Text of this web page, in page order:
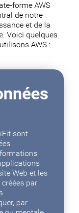
forme AWS
de notre
et de la
Voici quelques
AWS :
sont
Web et les
par
par